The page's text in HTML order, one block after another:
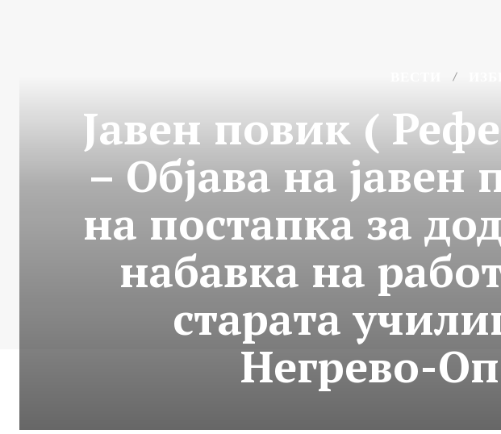
Јавен повик (
– Објава на јавен
на постапка за
набавка на
старата
Негрево-